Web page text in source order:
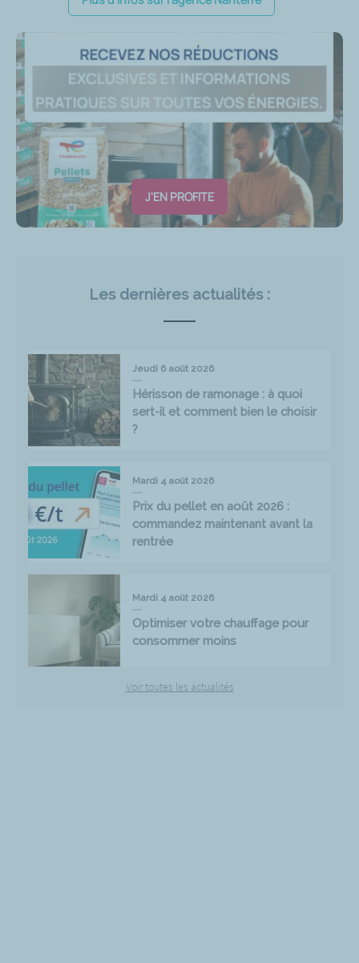
J'EN PROFITE
Les dernières actualités :
Jeudi 6 août 2026
Hérisson de ramonage : à quoi
sert-il et comment bien le choisir
?
Mardi 4 août 2026
Prix du pellet en août 2026 :
commandez maintenant avant la
rentrée
Mardi 4 août 2026
Optimiser votre chauffage pour
consommer moins
Voir toutes les actualités